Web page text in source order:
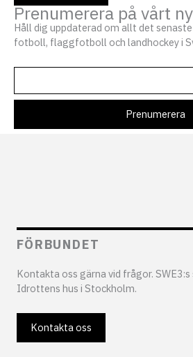
Prenumerera på vårt
Håll dig uppdaterad om allt det
fotboll, flaggfotboll och landhockey i
FÖRBUNDET
Kontakta oss gärna vid frågor.
Idrottens hus i Stockholm.
Kontakta oss